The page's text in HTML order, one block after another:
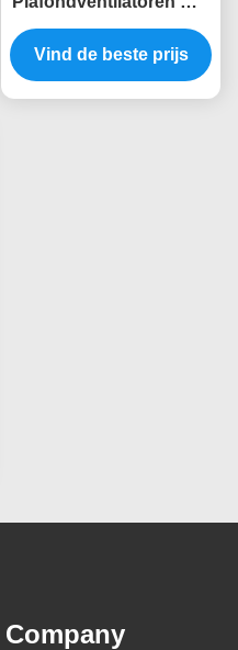
lichten 6 snelheid
afstandsbediening App-
besturing
Vind de beste prijs